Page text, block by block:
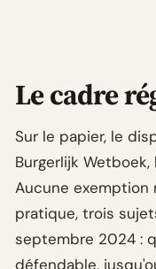
Le cadre
Sur le papier, le
Burgerlijk Wetboek,
Aucune exemption
pratique, trois
septembre 2024 :
défendable,